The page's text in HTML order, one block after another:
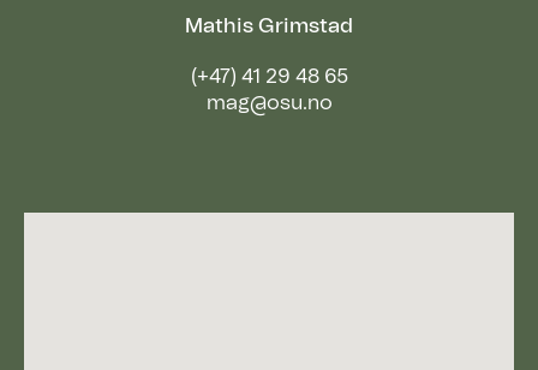
Mathis Grimstad
(+47) 41 29 48 65
mag@osu.no